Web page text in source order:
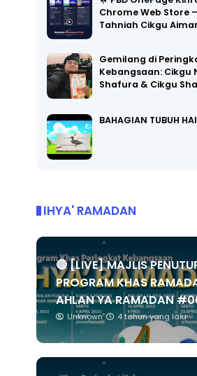
Chrome Web Store
Tahniah Cikgu
Gemilang di
Kebangsaan: Cikgu
Shafura & Cikgu
BAHAGIAN TUBUH
IHYA' RAMADAN
🔴 [LIVE] MAJLIS
PROGRAM KHAS
AHLAN YA RAMADAN
Unknown 4 tahun yang lalu